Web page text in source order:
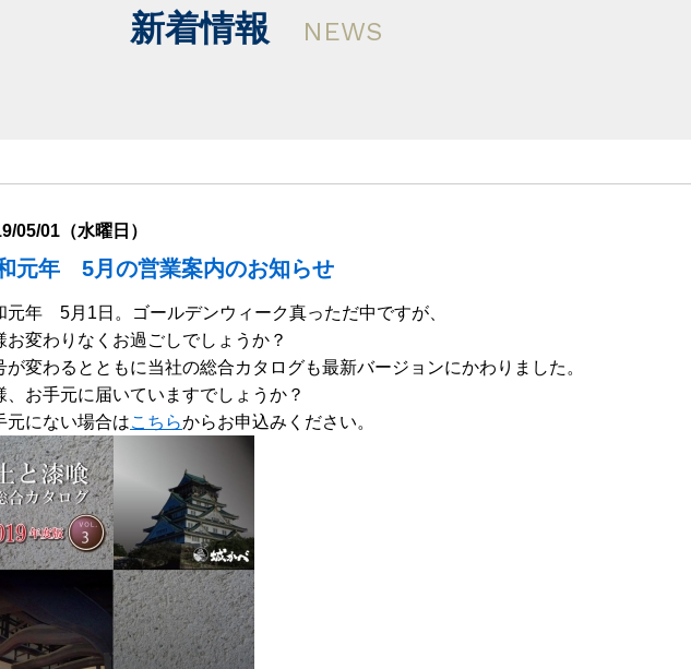
新着情報 NEWS
05/01（水曜日）
元年 5月の営業案内のお知らせ
元年 5月1日。ゴールデンウィーク真っただ中ですが、
お変わりなくお過ごしでしょうか？
が変わるとともに当社の総合カタログも最新バージョンにかわりました。
、お手元に届いていますでしょうか？
元にない場合はこちらからお申込みください。